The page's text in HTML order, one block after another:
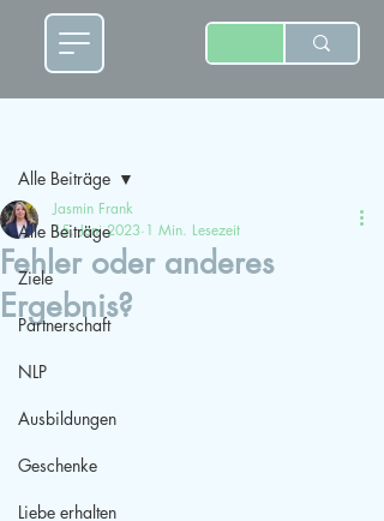
Alle Beiträge
Ziele
Partnerschaft
NLP
Ausbildungen
Geschenke
Liebe erhalten
Alle Beiträge
Fehler oder anderes
Ergebnis?
Jasmin Frank
15. Juni 2023 1 Min. Lesezeit